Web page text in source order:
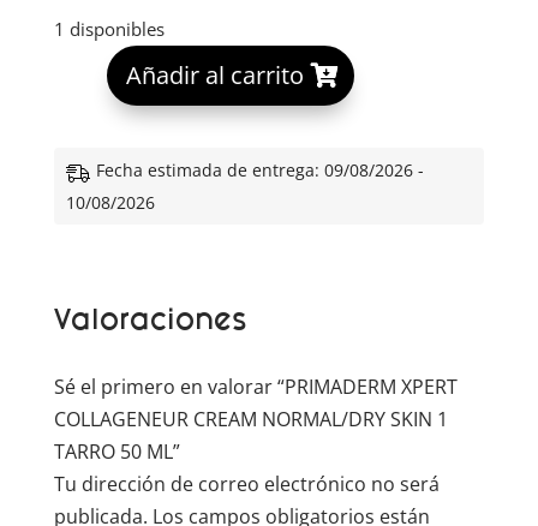
1 disponibles
Añadir al carrito
A
e
e
:
Fecha estimada de entrega: 09/08/2026 -
10/08/2026
Valoraciones
Sé el primero en valorar “PRIMADERM XPERT
COLLAGENEUR CREAM NORMAL/DRY SKIN 1
TARRO 50 ML”
Tu dirección de correo electrónico no será
publicada. Los campos obligatorios están